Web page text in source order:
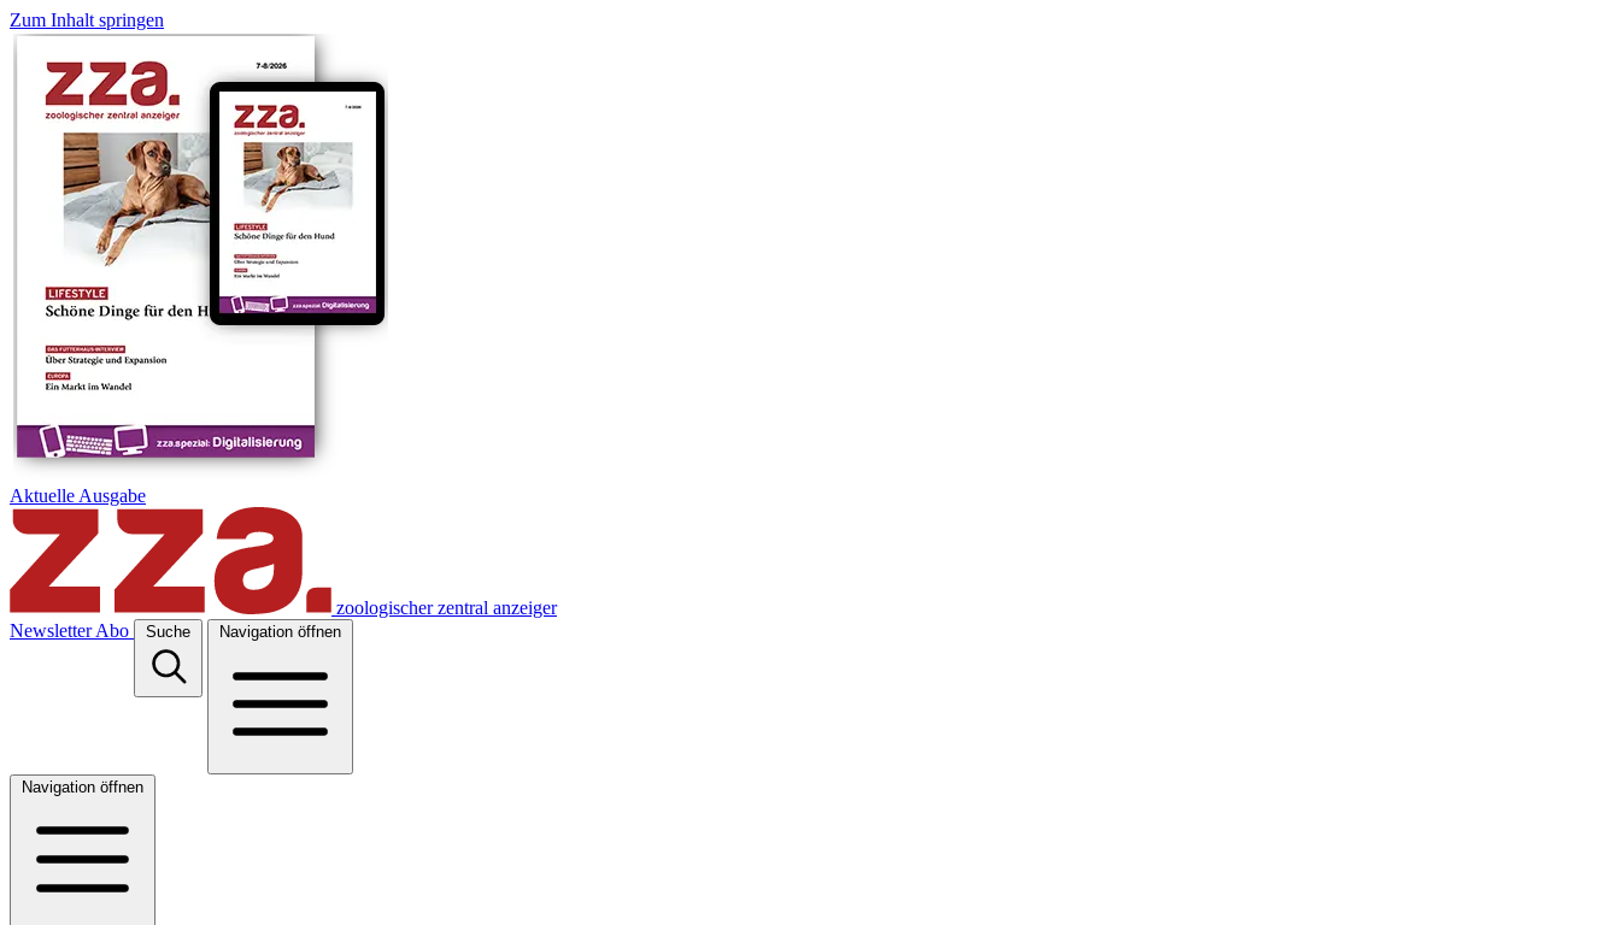
Zum Inhalt springen
Aktuelle Ausgabe
zoologischer zentral anzeiger
Newsletter Abo Suche Navigation öffnen
Navigation öffnen